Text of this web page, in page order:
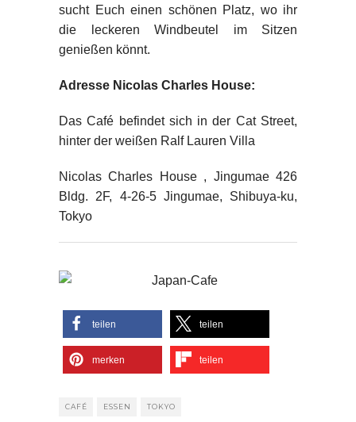
sucht Euch einen schönen Platz, wo ihr
die leckeren Windbeutel im Sitzen
genießen könnt.
Adresse Nicolas Charles House:
Das Café befindet sich in der Cat Street,
hinter der weißen Ralf Lauren Villa
Nicolas Charles House , Jingumae 426
Bldg. 2F, 4-26-5 Jingumae, Shibuya-ku,
Tokyo
teilen teilen
merken teilen
CAFÉ ESSEN TOKYO